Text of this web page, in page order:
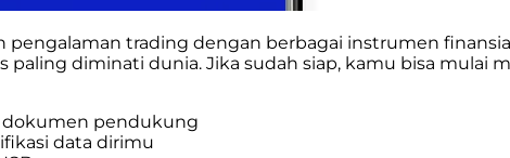
pengalaman trading dengan berbagai instrumen
paling diminati dunia. Jika sudah siap, kamu bisa mulai
pendukung
data dirimu